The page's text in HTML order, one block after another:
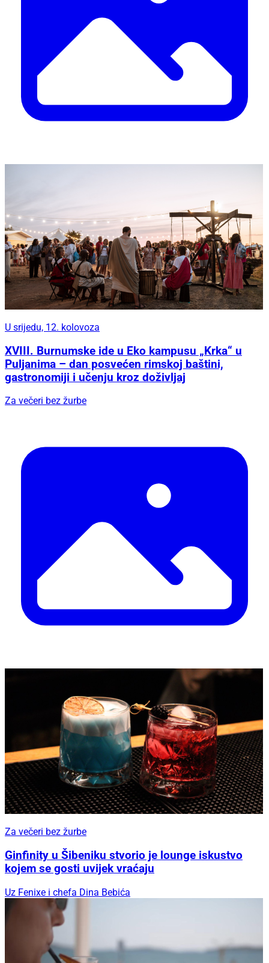
U srijedu, 12. kolovoza
XVIII. Burnumske ide u Eko kampusu „Krka“ u
Puljanima – dan posvećen rimskoj baštini,
gastronomiji i učenju kroz doživljaj
Za večeri bez žurbe
Za večeri bez žurbe
Ginfinity u Šibeniku stvorio je lounge iskustvo
kojem se gosti uvijek vraćaju
Uz Fenixe i chefa Dina Bebića